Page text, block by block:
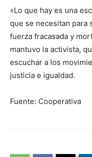
«Lo que hay es una
que se necesitan para
fuerza fracasada y
mantuvo la activista,
escuchar a los
justicia e igualdad.
Fuente: Cooperativa